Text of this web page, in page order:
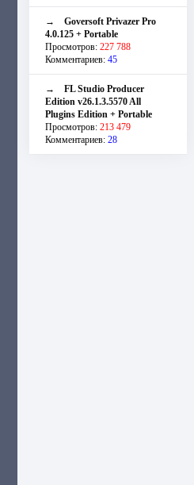
→ Goversoft Privazer Pro
4.0.125 + Portable
Просмотров: 227 788
Комментариев: 45
→ FL Studio Producer
Edition v26.1.3.5570 All
Plugins Edition + Portable
Просмотров: 213 479
Комментариев: 28